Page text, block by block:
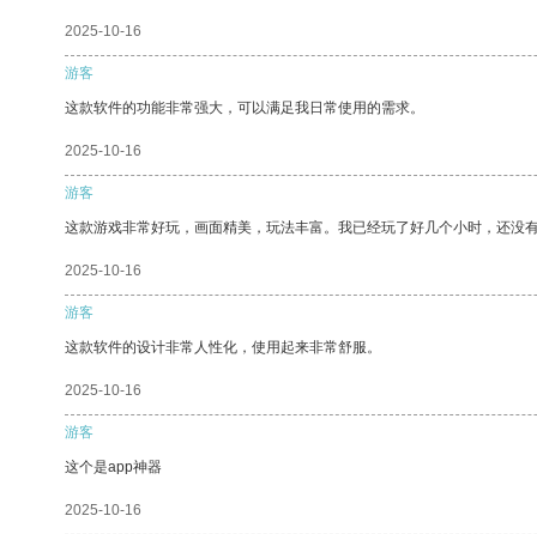
2025-10-16
游客
这款软件的功能非常强大，可以满足我日常使用的需求。
2025-10-16
游客
这款游戏非常好玩，画面精美，玩法丰富。我已经玩了好几个小时，还没
2025-10-16
游客
这款软件的设计非常人性化，使用起来非常舒服。
2025-10-16
游客
这个是app神器
2025-10-16